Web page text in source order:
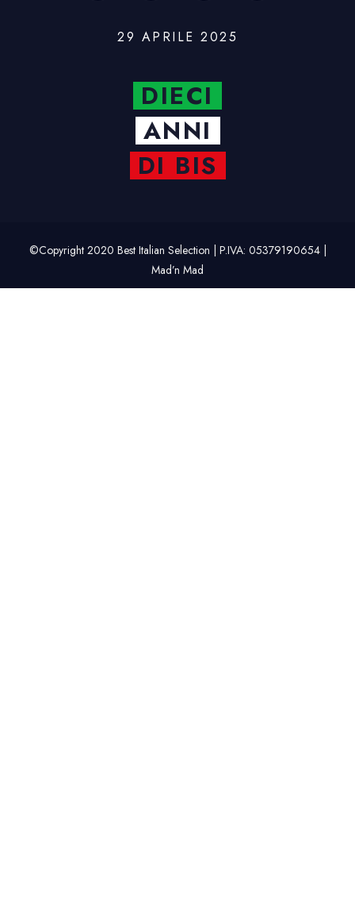
29 APRILE 2025
DIECI
ANNI
DI BIS
©Copyright 2020 Best Italian Selection | P.IVA: 05379190654 |
Mad’n Mad